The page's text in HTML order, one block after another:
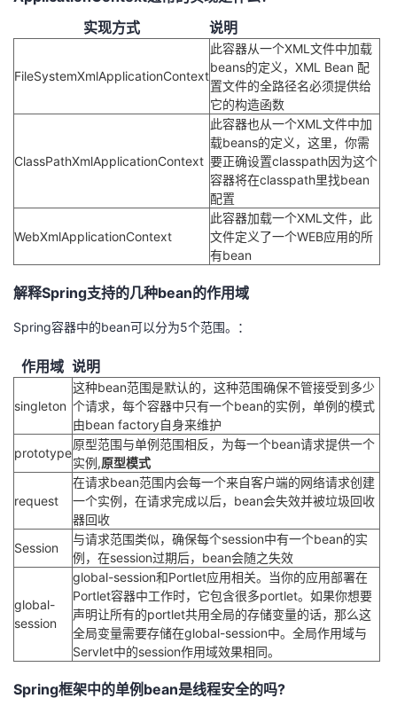
实现方式
说明
FileSystemXmlApplicationContext
此容器从一个XML文件中加载
beans的定义，XML Bean 配
置文件的全路径名必须提供给
它的构造函数
ClassPathXmlApplicationContext
此容器也从一个XML文件中加
载beans的定义，这里，你需
要正确设置classpath因为这个
容器将在classpath里找bean
配置
WebXmlApplicationContext
此容器加载一个XML文件，此
文件定义了一个WEB应用的所
有bean
解释Spring支持的几种bean的作用域
Spring容器中的bean可以分为5个范围。：
作用域 说明
singleton
这种bean范围是默认的，这种范围确保不管接受到多少
个请求，每个容器中只有一个bean的实例，单例的模式
由bean factory自身来维护
prototype
原型范围与单例范围相反，为每一个bean请求提供一个
实例,原型模式
request
在请求bean范围内会每一个来自客户端的网络请求创建
一个实例，在请求完成以后，bean会失效并被垃圾回收
器回收
Session
与请求范围类似，确保每个session中有一个bean的实
例，在session过期后，bean会随之失效
global-
session
global-session和Portlet应用相关。当你的应用部署在
Portlet容器中工作时，它包含很多portlet。如果你想要
声明让所有的portlet共用全局的存储变量的话，那么这
全局变量需要存储在global-session中。全局作用域与
Servlet中的session作用域效果相同。
Spring框架中的单例bean是线程安全的吗?